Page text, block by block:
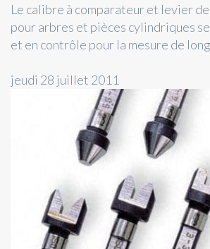
Le calibre à comparateur et levier
pour arbres et pièces cylindriques
et en contrôle pour la mesure de
jeudi 28 juillet 2011